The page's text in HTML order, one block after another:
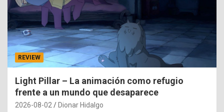
REVIEW
Light Pillar – La animación como refugio
frente a un mundo que desaparece
2026-08-02 Dionar Hidalgo